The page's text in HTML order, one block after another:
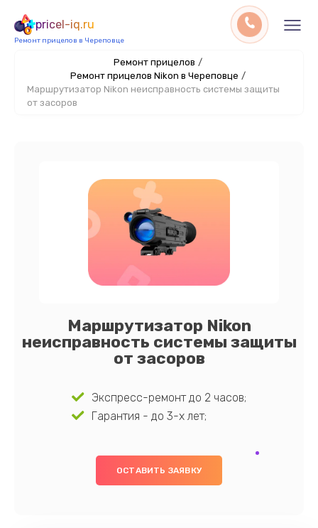
pricel-iq.ru
Ремонт прицелов в Череповце
Ремонт прицелов /
Ремонт прицелов Nikon в Череповце /
Маршрутизатор Nikon неисправность системы защиты
от засоров
Маршрутизатор Nikon
неисправность системы защиты
от засоров
Экспресс-ремонт до 2 часов;
Гарантия - до 3-х лет;
ОСТАВИТЬ ЗАЯВКУ